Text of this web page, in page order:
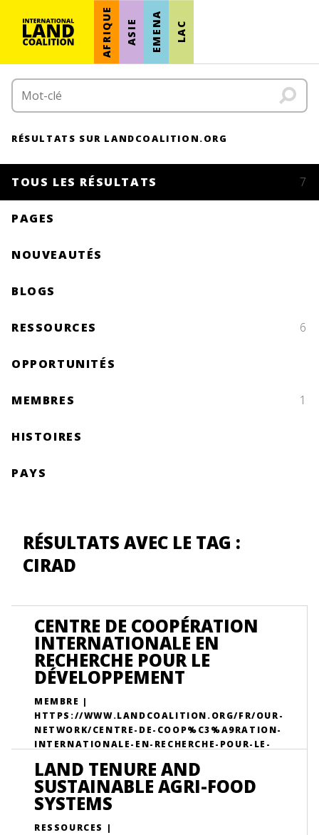
AFRIQUE ASIE EMENA LAC
RÉSULTATS SUR LANDCOALITION.ORG
TOUS LES RÉSULTATS 7
PAGES
NOUVEAUTÉS
BLOGS
RESSOURCES 6
OPPORTUNITÉS
MEMBRES 1
HISTOIRES
PAYS
RÉSULTATS AVEC LE TAG :
CIRAD
CENTRE DE COOPÉRATION
INTERNATIONALE EN
RECHERCHE POUR LE
DÉVELOPPEMENT
MEMBRE |
HTTPS://WWW.LANDCOALITION.ORG/FR/OUR-
NETWORK/CENTRE-DE-COOP%C3%A9RATION-
INTERNATIONALE-EN-RECHERCHE-POUR-LE-
LAND TENURE AND
SUSTAINABLE AGRI-FOOD
SYSTEMS
RESSOURCES |